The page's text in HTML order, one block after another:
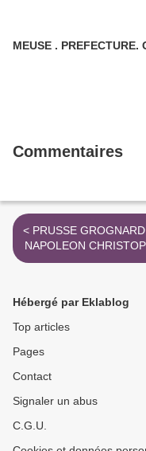
Commentaires
< PRUSSE GROGNARD DE
NAPOLEON CHRISTOPHE
COLLOT
Hébergé par Eklablog
Top articles
Pages
Contact
Signaler un abus
C.G.U.